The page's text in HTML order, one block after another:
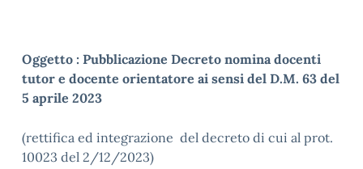
Oggetto : Pubblicazione Decreto nomina docenti
tutor e docente orientatore ai sensi del D.M. 63 del
5 aprile 2023
(rettifica ed integrazione del decreto di cui al prot.
10023 del 2/12/2023)